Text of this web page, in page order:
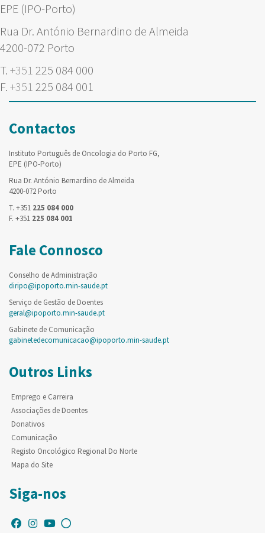
EPE (IPO-Porto)
Rua Dr. António Bernardino de Almeida
4200-072 Porto
T. +351 225 084 000
F. +351 225 084 001
Contactos
Instituto Português de Oncologia do Porto FG,
EPE (IPO-Porto)
Rua Dr. António Bernardino de Almeida
4200-072 Porto
T. +351 225 084 000
F. +351 225 084 001
Fale Connosco
Conselho de Administração
diripo@ipoporto.min-saude.pt
Serviço de Gestão de Doentes
geral@ipoporto.min-saude.pt
Gabinete de Comunicação
gabinetedecomunicacao@ipoporto.min-saude.pt
Outros Links
Emprego e Carreira
Associações de Doentes
Donativos
Comunicação
Registo Oncológico Regional Do Norte
Mapa do Site
Siga-nos